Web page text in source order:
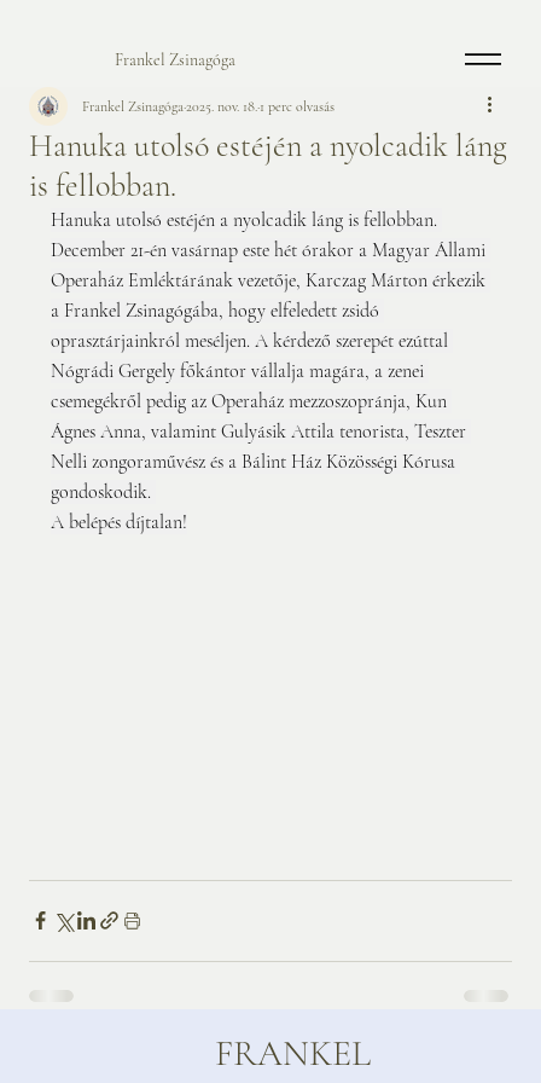
Frankel Zsinagóga
Hanuka utolsó estéjén a nyolcadik láng
is fellobban.
Frankel Zsinagóga2025. nov. 18. 1 perc olvasás
Hanuka utolsó estéjén a nyolcadik láng is fellobban.
December 21-én vasárnap este hét órakor a Magyar Állami
Operaház Emléktárának vezetője, Karczag Márton érkezik
a Frankel Zsinagógába, hogy elfeledett zsidó
oprasztárjainkról meséljen. A kérdező szerepét ezúttal
Nógrádi Gergely főkántor vállalja magára, a zenei
csemegékről pedig az Operaház mezzoszopránja, Kun
Ágnes Anna, valamint Gulyásik Attila tenorista, Teszter
Nelli zongoraművész és a Bálint Ház Közösségi Kórusa
gondoskodik.
A belépés díjtalan!
FRANKEL